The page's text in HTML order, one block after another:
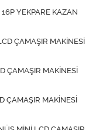
YEKPARE KAZAN
ÇAMAŞIR MAKİNESİ
ÇAMAŞIR MAKİNESİ
ÇAMAŞIR MAKİNESİ